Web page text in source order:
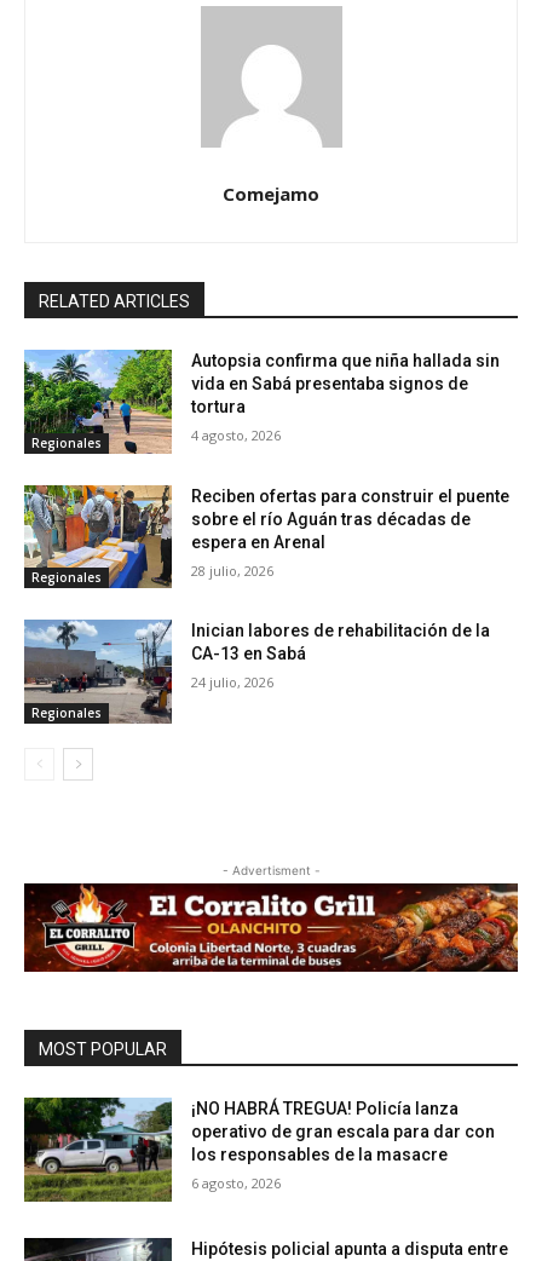
Comejamo
RELATED ARTICLES
Regionales
Autopsia confirma que niña hallada sin
vida en Sabá presentaba signos de
tortura
4 agosto, 2026
Regionales
Reciben ofertas para construir el puente
sobre el río Aguán tras décadas de
espera en Arenal
28 julio, 2026
Regionales
Inician labores de rehabilitación de la
CA-13 en Sabá
24 julio, 2026
- Advertisment -
MOST POPULAR
¡NO HABRÁ TREGUA! Policía lanza
operativo de gran escala para dar con
los responsables de la masacre
6 agosto, 2026
Hipótesis policial apunta a disputa entre